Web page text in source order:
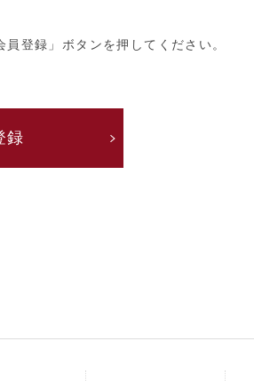
登録」ボタンを押してください。